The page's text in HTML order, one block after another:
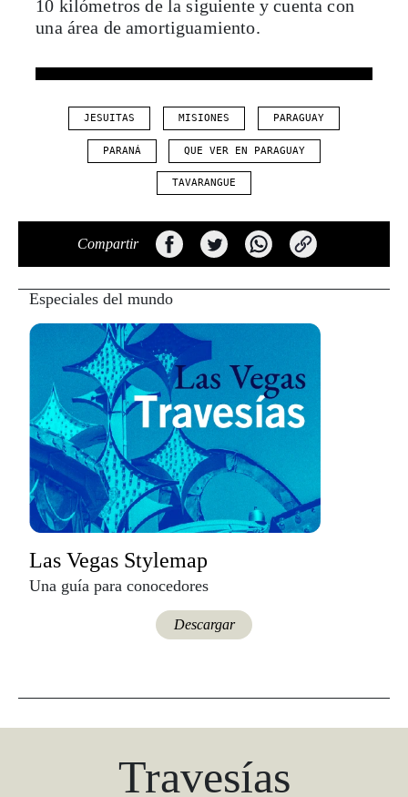
10 kilómetros de la siguiente y cuenta con
una área de amortiguamiento.
JESUITAS MISIONES PARAGUAY
PARANÁ QUE VER EN PARAGUAY
TAVARANGUE
Compartir
Especiales del mundo
Las Vegas Stylemap
Una guía para conocedores
Descargar
Travesías